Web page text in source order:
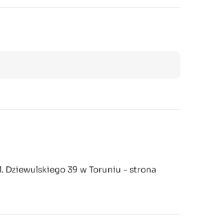
Dziewulskiego 39 w Toruniu - strona